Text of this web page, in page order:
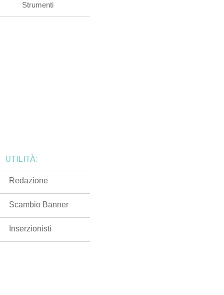
Strumenti
UTILITÀ:
Redazione
Scambio Banner
Inserzionisti